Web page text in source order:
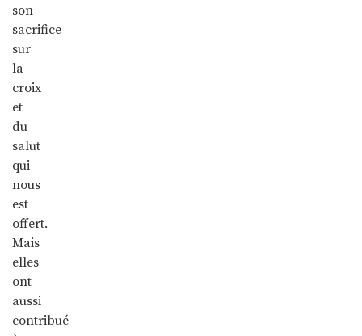
son
sacrifice
sur
la
croix
et
du
salut
qui
nous
est
offert.
Mais
elles
ont
aussi
contribué